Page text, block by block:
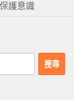
護意識